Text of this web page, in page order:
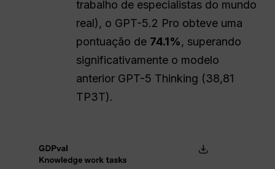
trabalho de especialistas do mundo
real), o GPT-5.2 Pro obteve uma
pontuação de 74.1%, superando
significativamente o modelo
anterior GPT-5 Thinking (38,81
TP3T).